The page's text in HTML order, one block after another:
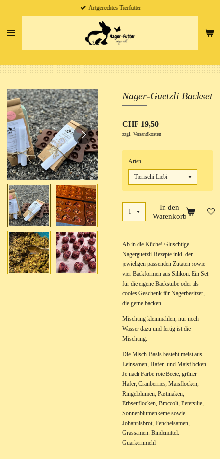
springen
Artgerechtes Tierfutter
Nager-Guetzli Backset
CHF 19,50
zzgl. Versandkosten
Arten
In den
Warenkorb
Ab in die Küche! Gluschtige
Nagerguetzli-Rezepte inkl. den
jewieligen passenden Zutaten sowie
vier Backformen aus Silikon. Ein Set
für die eigene Backstube oder als
cooles Geschenk für Nagerbesitzer,
die gerne backen.
Mischung kleinmahlen, nur noch
Wasser dazu und fertig ist die
Mischung.
Die Misch-Basis besteht meist aus
Leinsamen, Hafer- und Maisflocken.
Je nach Farbe rote Beete, grüner
Hafer, Cranberries; Maisflocken,
Ringelblumen, Pastinaken;
Erbsenflocken, Broccoli, Petersilie,
Sonnenblumenkerne sowie
Johannisbrot, Fenchelsamen,
Grassamen. Bindemittel:
Guarkernmehl